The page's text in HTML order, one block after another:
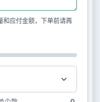
应付金额，下单前请再